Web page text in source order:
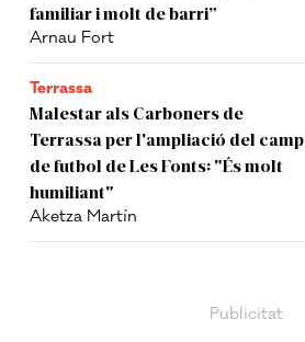
familiar i molt de barri”
Arnau Fort
Terrassa
Malestar als Carboners de
Terrassa per l'ampliació del camp
de futbol de Les Fonts: "És molt
humiliant"
Aketza Martín